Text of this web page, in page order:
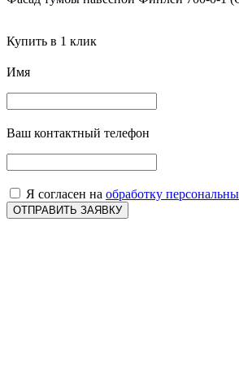
Купить в 1 клик
Имя
Ваш контактный телефон
Я согласен на обработку